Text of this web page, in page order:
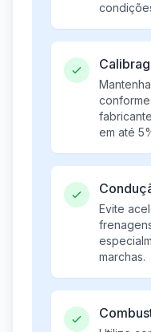
em até
Evite
marchas.